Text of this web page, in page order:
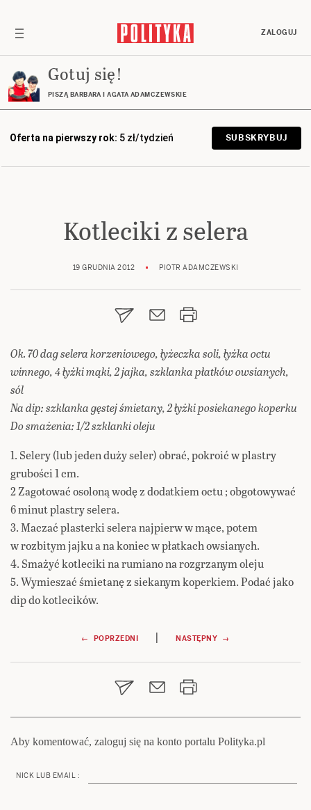
ZALOGUJ
Gotuj się!
PISZĄ BARBARA I AGATA ADAMCZEWSKIE
Oferta na pierwszy rok: 5 zł/tydzień SUBSKRYBUJ
Kotleciki z selera
19 GRUDNIA 2012 PIOTR ADAMCZEWSKI
Ok. 70 dag selera korzeniowego, łyżeczka soli, łyżka octu
winnego, 4 łyżki mąki, 2 jajka, szklanka płatków owsianych,
sól
Na dip: szklanka gęstej śmietany, 2 łyżki posiekanego koperku
Do smażenia: 1/2 szklanki oleju
1. Selery (lub jeden duży seler) obrać, pokroić w plastry
grubości 1 cm.
2 Zagotować osoloną wodę z dodatkiem octu ; obgotowywać
6 minut plastry selera.
3. Maczać plasterki selera najpierw w mące, potem
w rozbitym jajku a na koniec w płatkach owsianych.
4. Smażyć kotleciki na rumiano na rozgrzanym oleju
5. Wymieszać śmietanę z siekanym koperkiem. Podać jako
dip do kotlecików.
Nawigacja
wpisu
← POPRZEDNI | NASTĘPNY →
Aby komentować, zaloguj się na konto portalu Polityka.pl
NICK LUB EMAIL :